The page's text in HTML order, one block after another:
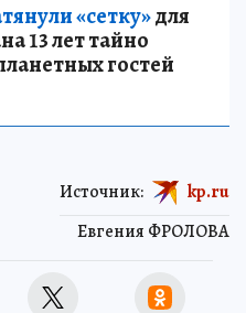
«сетку»для
13 лет тайно
гостей
Евгения ФРОЛОВА
Источник: kp.ru